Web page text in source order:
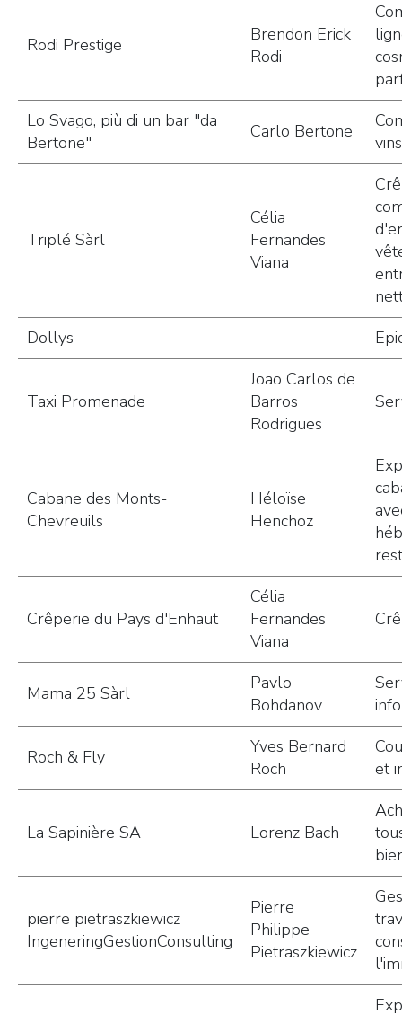
Rodi Prestige
Brendon Erick
Rodi
Lo Svago, più di un bar "da
Bertone"
Carlo Bertone
vins
Triplé Sàrl
Célia
Fernandes
Viana
Dollys
Taxi Promenade
Joao Carlos de
Barros
Rodrigues
Cabane des Monts-
Chevreuils
Héloïse
Henchoz
Crêperie du Pays d'Enhaut
Célia
Fernandes
Viana
Mama 25 Sàrl
Pavlo
Bohdanov
Roch & Fly
Yves Bernard
Roch
et
La Sapinière SA Lorenz Bach
pierre pietraszkiewicz
IngeneringGestionConsulting
Pierre
Philippe
Pietraszkiewicz